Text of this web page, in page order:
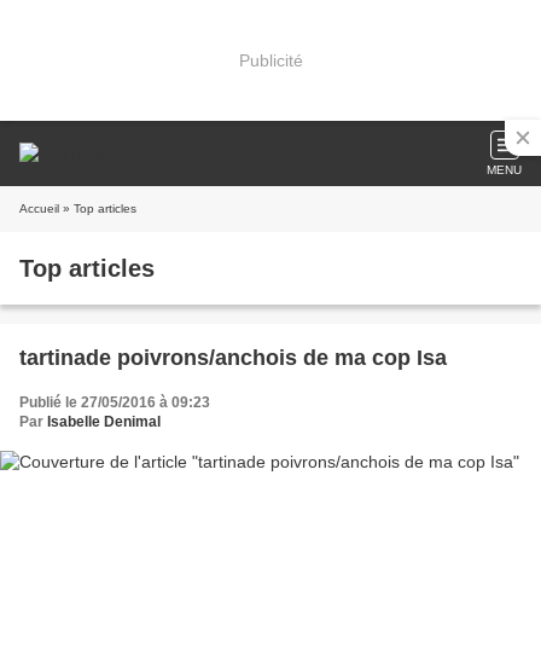
Publicité
MENU
Accueil » Top articles
Top articles
tartinade poivrons/anchois de ma cop Isa
Publié le 27/05/2016 à 09:23
Par Isabelle Denimal